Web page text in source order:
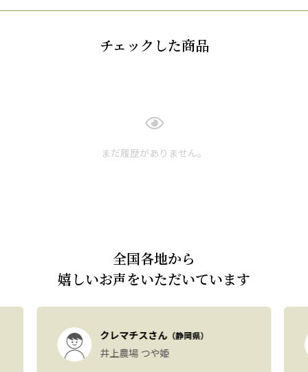
チェックした商品
まだ履歴がありません。
全国各地から
嬉しいお声をいただいています
クレマチスさん（静岡県）
井上農場 つや姫